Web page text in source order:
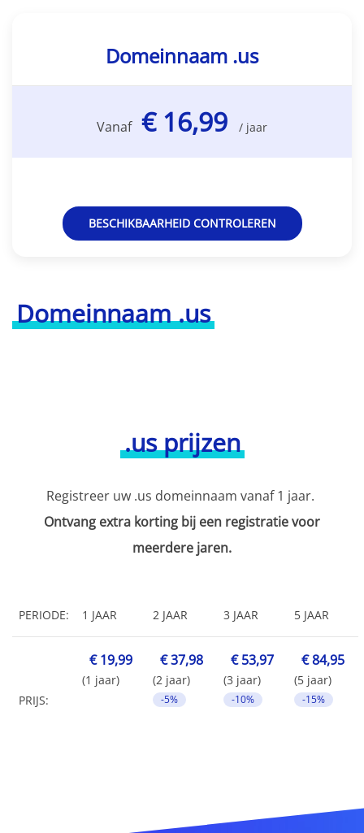
Domeinnaam .us
Domeinnaam .us
Vanaf € 16,99 / jaar
BESCHIKBAARHEID CONTROLEREN
.us prijzen
Registreer uw .us domeinnaam vanaf 1 jaar.
Ontvang extra korting bij een registratie voor
meerdere jaren.
PERIODE: 1 JAAR 2 JAAR 3 JAAR 5 JAAR
PRIJS:
€ 19,99
(1 jaar)
€ 37,98
(2 jaar)
-5%
€ 53,97
(3 jaar)
-10%
€ 84,95
(5 jaar)
-15%